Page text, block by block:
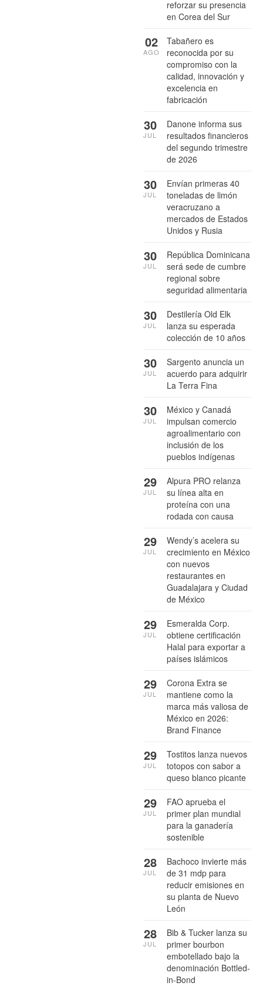
reforzar su presencia
en Corea del Sur
Tabañero es
reconocida por su
compromiso con la
calidad, innovación y
excelencia en
fabricación
02
AGO
Danone informa sus
resultados financieros
del segundo trimestre
de 2026
30
JUL
Envían primeras 40
toneladas de limón
veracruzano a
mercados de Estados
Unidos y Rusia
30
JUL
República Dominicana
será sede de cumbre
regional sobre
seguridad alimentaria
30
JUL
Destilería Old Elk
lanza su esperada
colección de 10 años
30
JUL
Sargento anuncia un
acuerdo para adquirir
La Terra Fina
30
JUL
México y Canadá
impulsan comercio
agroalimentario con
inclusión de los
pueblos indígenas
30
JUL
Alpura PRO relanza
su línea alta en
proteína con una
rodada con causa
29
JUL
Wendy’s acelera su
crecimiento en México
con nuevos
restaurantes en
Guadalajara y Ciudad
de México
29
JUL
Esmeralda Corp.
obtiene certificación
Halal para exportar a
países islámicos
29
JUL
Corona Extra se
mantiene como la
marca más valiosa de
México en 2026:
Brand Finance
29
JUL
Tostitos lanza nuevos
totopos con sabor a
queso blanco picante
29
JUL
FAO aprueba el
primer plan mundial
para la ganadería
sostenible
29
JUL
Bachoco invierte más
de 31 mdp para
reducir emisiones en
su planta de Nuevo
León
28
JUL
Bib & Tucker lanza su
primer bourbon
embotellado bajo la
denominación Bottled-
in-Bond
28
JUL